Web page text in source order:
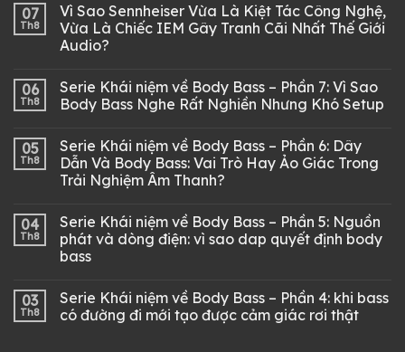
07
Th8
Vì Sao Sennheiser Vừa Là Kiệt Tác Công Nghệ,
Vừa Là Chiếc IEM Gây Tranh Cãi Nhất Thế Giới
Audio?
06
Th8
Serie Khái niệm về Body Bass – Phần 7: Vì Sao
Body Bass Nghe Rất Nghiền Nhưng Khó Setup
05
Th8
Serie Khái niệm về Body Bass – Phần 6: Dây
Dẫn Và Body Bass: Vai Trò Hay Ảo Giác Trong
Trải Nghiệm Âm Thanh?
04
Th8
Serie Khái niệm về Body Bass – Phần 5: Nguồn
phát và dòng điện: vì sao dap quyết định body
bass
03
Th8
Serie Khái niệm về Body Bass – Phần 4: khi bass
có đường đi mới tạo được cảm giác rơi thật